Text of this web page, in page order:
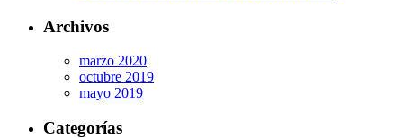
Archivos
marzo 2020
octubre 2019
mayo 2019
Categorías